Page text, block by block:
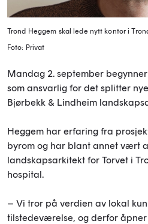
Trond Heggem skal lede nytt kontor i
Foto: Privat
Mandag 2. september
som ansvarlig for det splitter
Bjørbekk & Lindheim
Heggem har erfaring fra
byrom og har blant annet vært
landskapsarkitekt for Torvet i
hospital.
– Vi tror på verdien av lokal
tilstedeværelse, og derfor